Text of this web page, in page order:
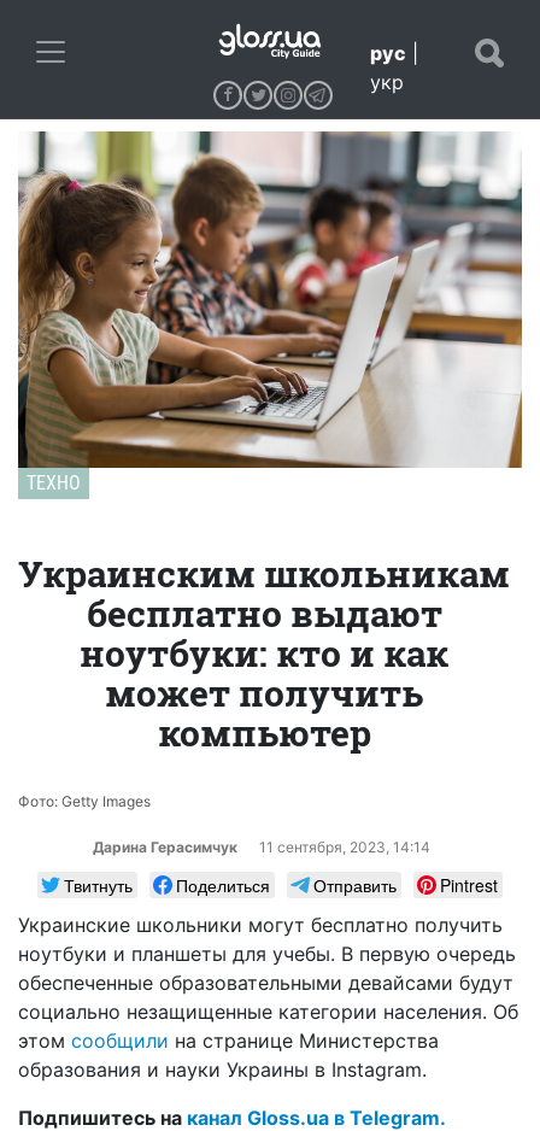
рус
укр
ТЕХНО
Украинским школьникам
бесплатно выдают
ноутбуки: кто и как
может получить
компьютер
Фото: Getty Images
Дарина Герасимчук 11 сентября, 2023, 14:14
Твитнуть Поделиться Отправить
Pintrest
Украинские школьники могут бесплатно получить
ноутбуки и планшеты для учебы. В первую очередь
обеспеченные образовательными девайсами будут
социально незащищенные категории населения. Об
этом сообщили на странице Министерства
образования и науки Украины в Instagram.
Подпишитесь на канал Gloss.ua в Telegram.